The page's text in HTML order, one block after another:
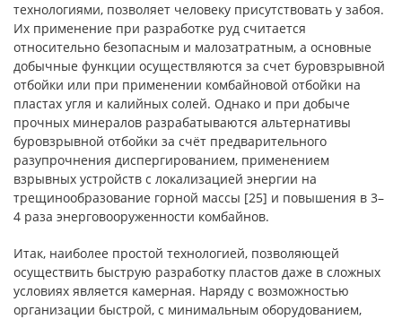
технологиями, позволяет человеку присутствовать у забоя.
Их применение при разработке руд считается
относительно безопасным и малозатратным, а основные
добычные функции осуществляются за счет буровзрывной
отбойки или при применении комбайновой отбойки на
пластах угля и калийных солей. Однако и при добыче
прочных минералов разрабатываются альтернативы
буровзрывной отбойки за счёт предварительного
разупрочнения диспергированием, применением
взрывных устройств с локализацией энергии на
трещинообразование горной массы [25] и повышения в 3–
4 раза энерговооруженности комбайнов.
Итак, наиболее простой технологией, позволяющей
осуществить быструю разработку пластов даже в сложных
условиях является камерная. Наряду с возможностью
организации быстрой, с минимальным оборудованием,